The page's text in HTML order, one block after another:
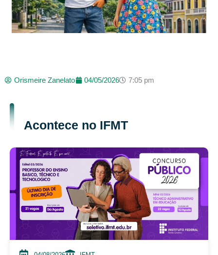
Orismeire Zanelato 04/05/2026 7:05 pm
Acontece no IFMT